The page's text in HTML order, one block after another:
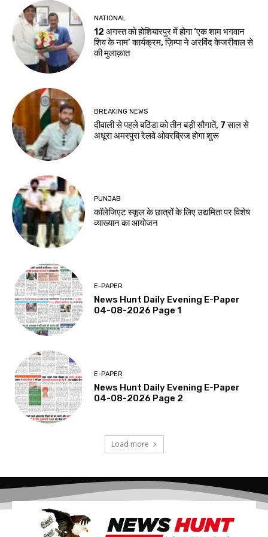
NATIONAL
12 अगस्त को होशियारपुर में होगा ‘एक शाम भगवान
शिव के नाम’ कार्यक्रम, ज़िम्पा ने अरविंद केजरीवाल से
की मुलाक़ात
BREAKING NEWS
दीवाली से पहले बठिंडा को तीन बड़ी सौगातें, 7 साल से
अधूरा अमरपुरा रेलवे ओवरब्रिज होगा शुरू
PUNJAB
कॉलेजिएट स्कूल के छात्रों के लिए उद्यमिता पर विशेष
व्याख्यान का आयोजन
E-PAPER
News Hunt Daily Evening E-Paper
04-08-2026 Page 1
E-PAPER
News Hunt Daily Evening E-Paper
04-08-2026 Page 2
Load more